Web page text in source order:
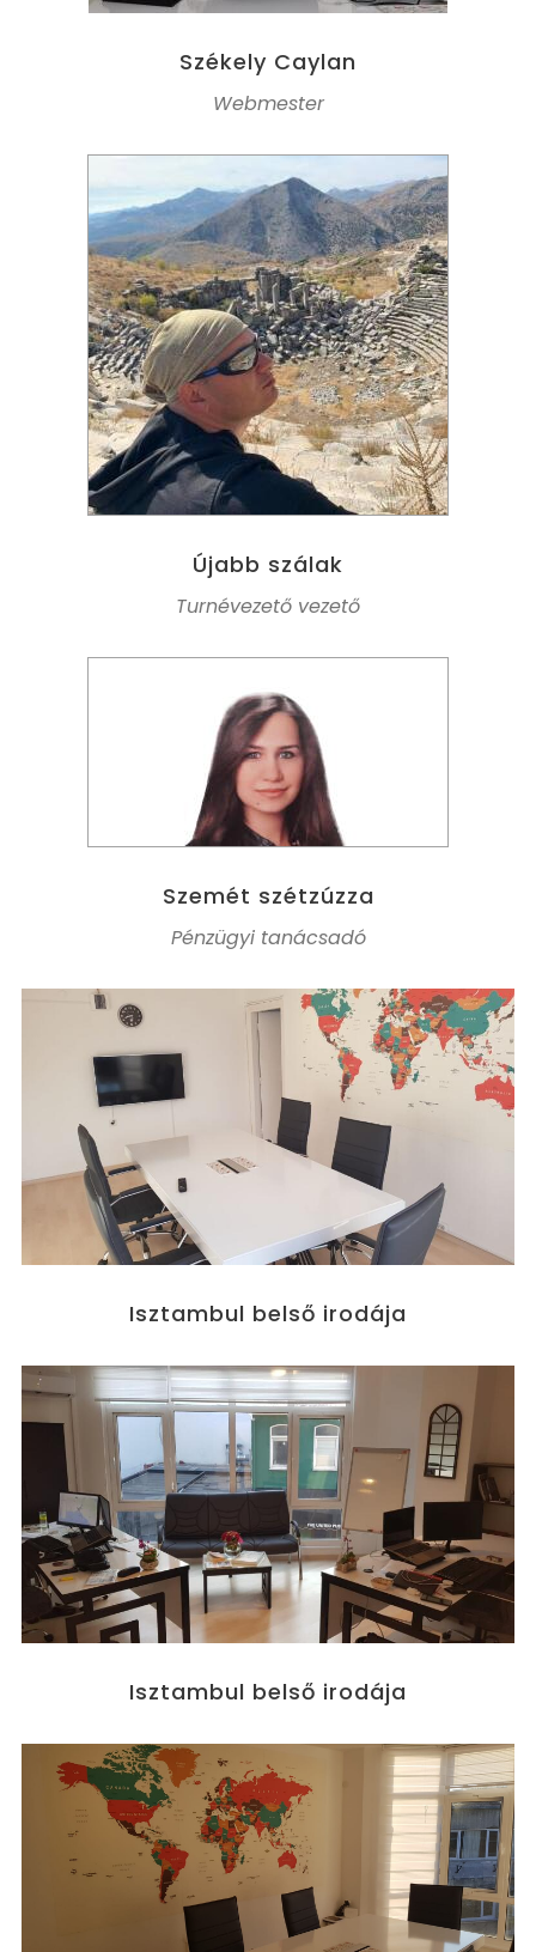
Székely Caylan
Webmester
Újabb szálak
Turnévezető vezető
Szemét szétzúzza
Pénzügyi tanácsadó
Isztambul belső irodája
Isztambul belső irodája